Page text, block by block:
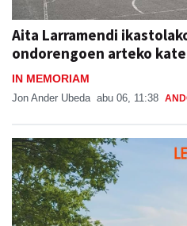
Aita Larramendi
ondorengoen arteko
IN MEMORIAM
Jon Ander Ubeda abu 06, 11:38